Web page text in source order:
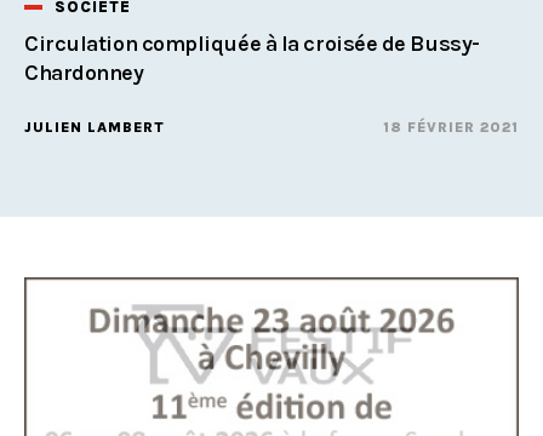
SOCIÉTÉ
Circulation compliquée à la croisée de Bussy-
Chardonney
JULIEN LAMBERT 18 FÉVRIER 2021